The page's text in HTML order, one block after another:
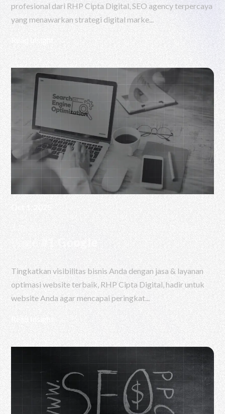
profesional dari RHP Cipta Digital, SEO agency terpercaya
yang menawarkan strategi digital marke...
Tingkatkan visibilitas bisnis Anda dengan jasa & layanan
optimasi website terbaik, RHP Cipta Digital, hadir untuk
website Anda agar mencapai peringkat...